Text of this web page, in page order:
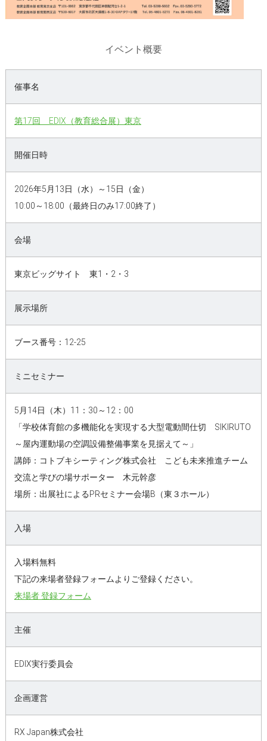
イベント概要
催事名
第17回 EDIX（教育総合展）東京
開催日時
2026年5月13日（水）～15日（金）
10:00～18:00（最終日のみ17:00終了）
会場
東京ビッグサイト 東1・2・3
展示場所
ブース番号：12-25
ミニセミナー
5月14日（木）11：30～12：00
「学校体育館の多機能化を実現する大型電動間仕切 SIKIRUTO
～屋内運動場の空調設備整備事業を見据えて～」
講師：コトブキシーティング株式会社 こども未来推進チーム
交流と学びの場サポーター 木元幹彦
場所：出展社によるPRセミナー会場B（東３ホール）
入場
入場料無料
下記の来場者登録フォームよりご登録ください。
来場者 登録フォーム
主催
EDIX実行委員会
企画運営
RX Japan株式会社